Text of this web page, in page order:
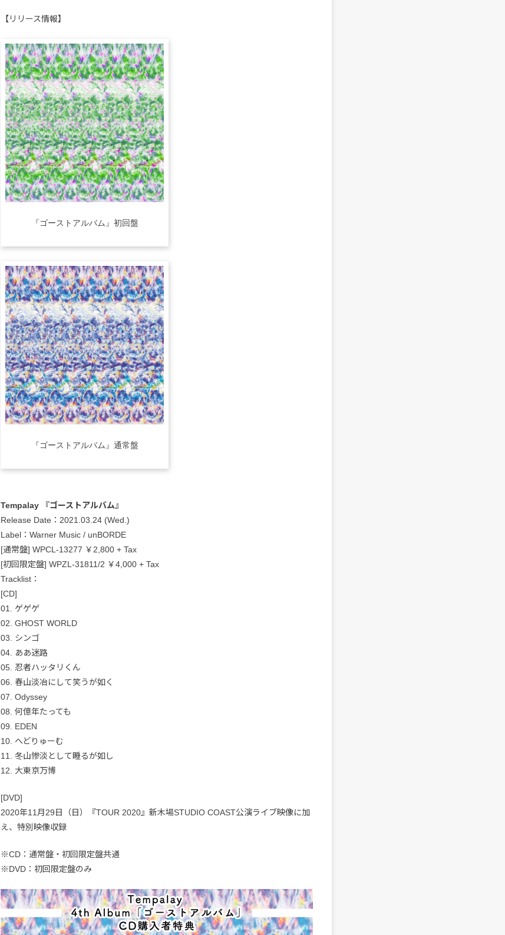
【リリース情報】
『ゴーストアルバム』初回盤
『ゴーストアルバム』通常盤
Tempalay 『ゴーストアルバム』
Release Date：2021.03.24 (Wed.)
Label：Warner Music / unBORDE
[通常盤] WPCL-13277 ￥2,800 + Tax
[初回限定盤] WPZL-31811/2 ￥4,000 + Tax
Tracklist：
[CD]
01. ゲゲゲ
02. GHOST WORLD
03. シンゴ
04. ああ迷路
05. 忍者ハッタリくん
06. 春山淡冶にして笑うが如く
07. Odyssey
08. 何億年たっても
09. EDEN
10. へどりゅーむ
11. 冬山惨淡として睡るが如し
12. 大東京万博
[DVD]
2020年11月29日（日）『TOUR 2020』新木場STUDIO COAST公演ライブ映像に加
え、特別映像収録
※CD：通常盤・初回限定盤共通
※DVD：初回限定盤のみ